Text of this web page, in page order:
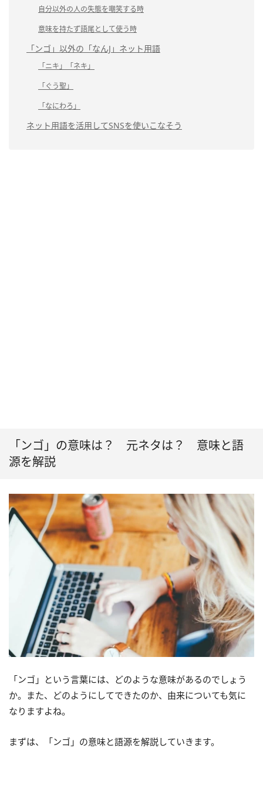
自分以外の人の失態を嘲笑する時
意味を持たず語尾として使う時
「ンゴ」以外の「なんJ」ネット用語
「ニキ」「ネキ」
「ぐう聖」
「なにわろ」
ネット用語を活用してSNSを使いこなそう
「ンゴ」の意味は？ 元ネタは？ 意味と語
源を解説
「ンゴ」という言葉には、どのような意味があるのでしょう
か。また、どのようにしてできたのか、由来についても気に
なりますよね。
まずは、「ンゴ」の意味と語源を解説していきます。